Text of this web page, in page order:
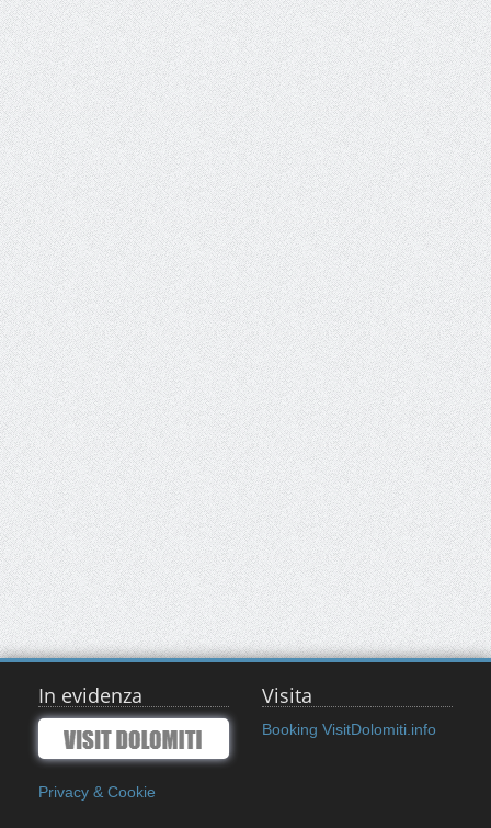
In evidenza
Privacy & Cookie
Visita
Booking VisitDolomiti.info